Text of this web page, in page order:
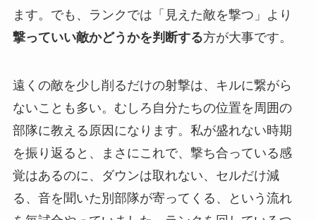
ます。でも、ランクでは「見えた敵を撃つ」より
撃っていい敵かどうかを判断する方が大事です。
遠くの敵を少し削るだけの射撃は、キルに繋がら
ないことも多い。むしろ自分たちの位置を周囲の
部隊に教える原因になります。私が盛れない時期
を振り返ると、まさにこれで、撃ち合っている感
覚はあるのに、ダウンは取れない、セルだけ減
る、音を聞いた別部隊が寄ってくる、という流れ